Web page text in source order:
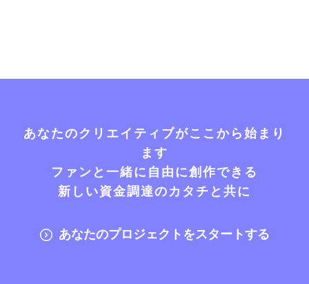
あなたのクリエイティブがここから始まり
ます
ファンと一緒に自由に創作できる
新しい資金調達のカタチと共に
あなたのプロジェクトをスタートする